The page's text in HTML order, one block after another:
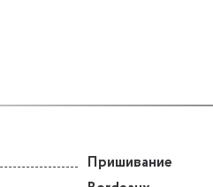
Пришивание